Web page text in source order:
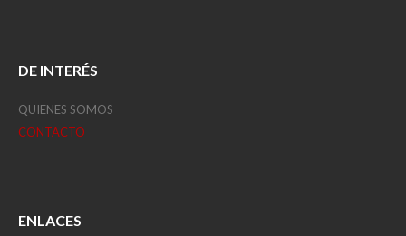
DE INTERÉS
QUIENES SOMOS
CONTACTO
ENLACES